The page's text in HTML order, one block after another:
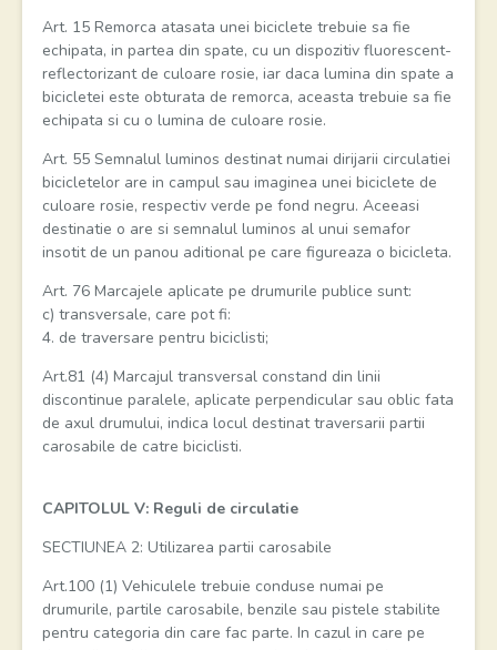
Art. 15 Remorca atasata unei biciclete trebuie sa fie
echipata, in partea din spate, cu un dispozitiv fluorescent-
reflectorizant de culoare rosie, iar daca lumina din spate a
bicicletei este obturata de remorca, aceasta trebuie sa fie
echipata si cu o lumina de culoare rosie.
Art. 55 Semnalul luminos destinat numai dirijarii circulatiei
bicicletelor are in campul sau imaginea unei biciclete de
culoare rosie, respectiv verde pe fond negru. Aceeasi
destinatie o are si semnalul luminos al unui semafor
insotit de un panou aditional pe care figureaza o bicicleta.
Art. 76 Marcajele aplicate pe drumurile publice sunt:
c) transversale, care pot fi:
4. de traversare pentru biciclisti;
Art.81 (4) Marcajul transversal constand din linii
discontinue paralele, aplicate perpendicular sau oblic fata
de axul drumului, indica locul destinat traversarii partii
carosabile de catre biciclisti.
CAPITOLUL V: Reguli de circulatie
SECTIUNEA 2: Utilizarea partii carosabile
Art.100 (1) Vehiculele trebuie conduse numai pe
drumurile, partile carosabile, benzile sau pistele stabilite
pentru categoria din care fac parte. In cazul in care pe